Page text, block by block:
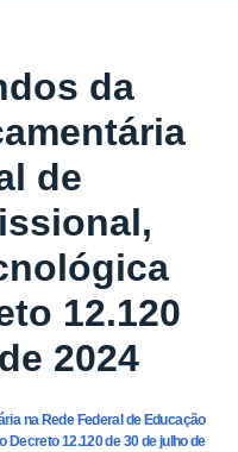
da
de
12.120
2024
na Rede Federal de Educação
Decreto 12.120 de 30 de julho de